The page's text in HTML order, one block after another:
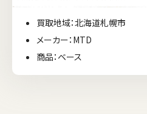
買取地域：北海道札幌市
メーカー：MTD
商品：ベース